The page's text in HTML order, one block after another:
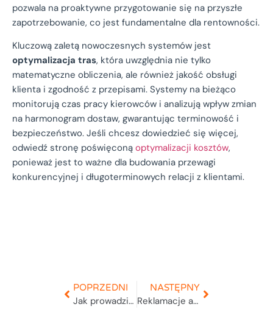
pozwala na proaktywne przygotowanie się na przyszłe
zapotrzebowanie, co jest fundamentalne dla rentowności.
Kluczową zaletą nowoczesnych systemów jest
optymalizacja tras, która uwzględnia nie tylko
matematyczne obliczenia, ale również jakość obsługi
klienta i zgodność z przepisami. Systemy na bieżąco
monitorują czas pracy kierowców i analizują wpływ zmian
na harmonogram dostaw, gwarantując terminowość i
bezpieczeństwo. Jeśli chcesz dowiedzieć się więcej,
odwiedź stronę poświęconą optymalizacji kosztów,
ponieważ jest to ważne dla budowania przewagi
konkurencyjnej i długoterminowych relacji z klientami.
POPRZEDNI
Jak prowadzić ewidencję pojemników IBC (mauzerów)?
NASTĘPNY
Reklamacje aplikacja internetowa